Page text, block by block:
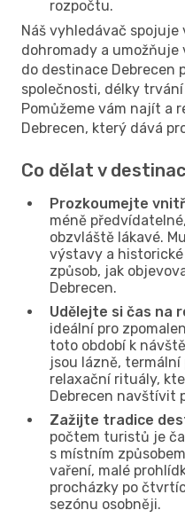
rozpočtu.
Náš vyhledávač
dohromady a
do destinace Debrecen
společnosti, délky
Pomůžeme vám najít a
Debrecen, který dává
Co dělat v
Prozkoumejte
méně
obzvláště lákavé.
výstavy a
způsob, jak
Debrecen.
Udělejte si čas na
ideální pro
toto období k
jsou lázně,
relaxační rituály,
Debrecen navštívit
Zažijte tradice
počtem turistů je
s místním
vaření, malé
procházky po
sezónu osobněji.